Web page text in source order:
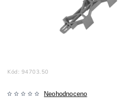
Kód: 94703.50
Neohodnoceno